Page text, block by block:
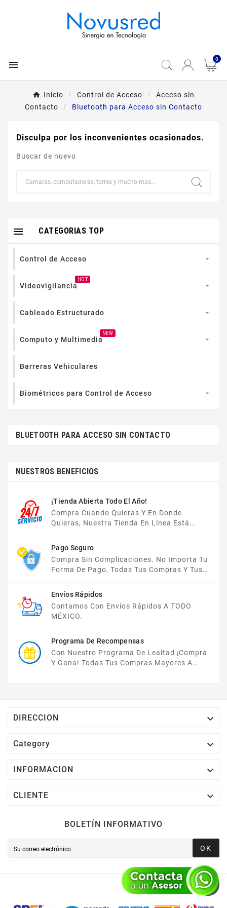
 0
Inicio Control de Acceso
Acceso sin
Contacto
Bluetooth para Acceso sin Contacto
Disculpa por los inconvenientes ocasionados.
Buscar de nuevo
CATEGORIAS TOP

Control de Acceso 
Videovigilancia
HOT

Cableado Estructurado 
Computo y Multimedia
NEW

Barreras Vehiculares
Biométricos para Control de Acceso 
BLUETOOTH PARA ACCESO SIN CONTACTO
NUESTROS BENEFICIOS
¡Tienda Abierta Todo El Año!
Compra Cuando Quieras Y En Donde
Quieras, Nuestra Tienda En Línea Está
Pago Seguro
Compra Sin Complicaciones. No Importa Tu
Forma De Pago, Todas Tus Compras Y Tus
Envíos Rápidos
Contamos Con Envíos Rápidos A TODO
MÉXICO.
Programa De Recompensas
Con Nuestro Programa De Lealtad ¡compra
Y Gana! Todas Tus Compras Mayores A
DIRECCION 
Category 
INFORMACION 
CLIENTE 
BOLETÍN INFORMATIVO
OK